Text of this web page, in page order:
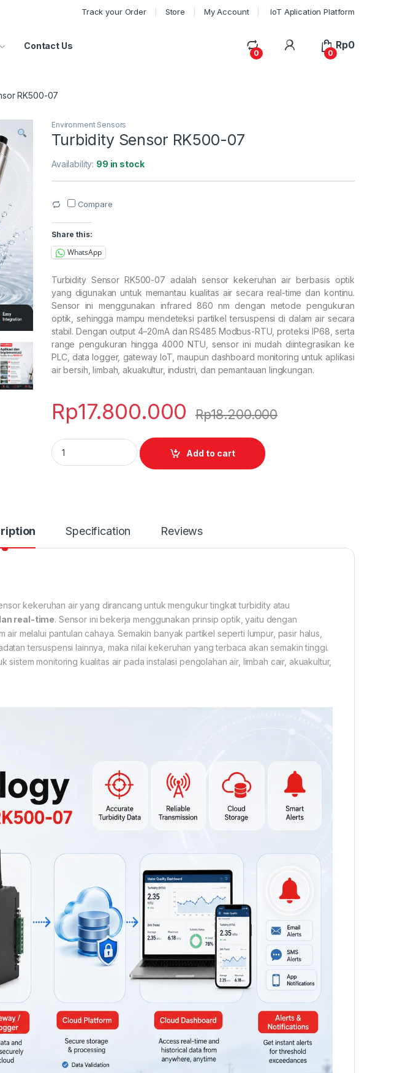
Track your Order Store My Account IoT Aplication Platform
Contact Us
0
My Account
0
Rp0
RK500-07
Environment Sensors
Turbidity Sensor RK500-07
Availability: 99 in stock
Compare
Share this:
WhatsApp
Turbidity Sensor RK500-07 adalah sensor kekeruhan air berbasis optik
yang digunakan untuk memantau kualitas air secara real-time dan kontinu.
Sensor ini menggunakan infrared 860 nm dengan metode pengukuran
optik, sehingga mampu mendeteksi partikel tersuspensi di dalam air secara
stabil. Dengan output 4–20mA dan RS485 Modbus-RTU, proteksi IP68, serta
range pengukuran hingga 4000 NTU, sensor ini mudah diintegrasikan ke
PLC, data logger, gateway IoT, maupun dashboard monitoring untuk aplikasi
air bersih, limbah, akuakultur, industri, dan pemantauan lingkungan.
Rp17.800.000 Rp18.200.000
Turbidity Sensor RK500-07 quantity
Add to cart
Specification Reviews
kekeruhan air yang dirancang untuk mengukur tingkat turbidity atau
real-time. Sensor ini bekerja menggunakan prinsip optik, yaitu dengan
melalui pantulan cahaya. Semakin banyak partikel seperti lumpur, pasir halus,
tersuspensi lainnya, maka nilai kekeruhan yang terbaca akan semakin tinggi.
sistem monitoring kualitas air pada instalasi pengolahan air, limbah cair, akuakultur,